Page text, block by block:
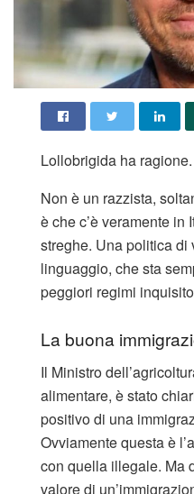
Lollobrigida ha ragione.
Non è un razzista,
è che c’è veramente
streghe. Una politica
linguaggio, che sta
peggiori regimi
La buona
Il Ministro
alimentare, è stato
positivo di una
Ovviamente questa è
con quella illegale. Ma
valore di